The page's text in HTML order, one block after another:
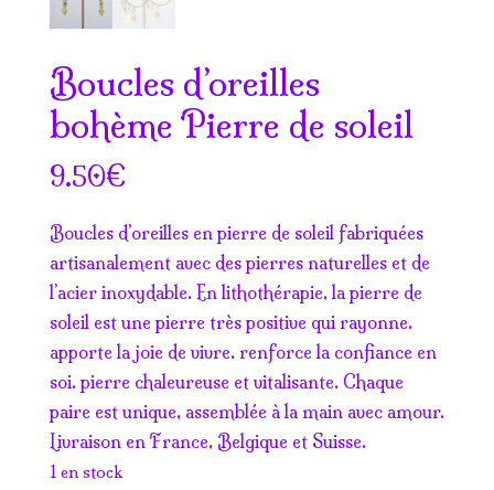
Boucles d’oreilles
bohème Pierre de soleil
9.50€
Boucles d’oreilles en pierre de soleil fabriquées
artisanalement avec des pierres naturelles et de
l’acier inoxydable. En lithothérapie, la pierre de
soleil est une pierre très positive qui rayonne.
apporte la joie de vivre. renforce la confiance en
soi. pierre chaleureuse et vitalisante. Chaque
paire est unique, assemblée à la main avec amour.
Livraison en France, Belgique et Suisse.
1 en stock